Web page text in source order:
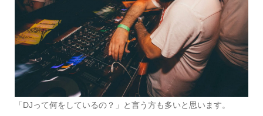
「DJって何をしているの？」と言う方も多いと思います。